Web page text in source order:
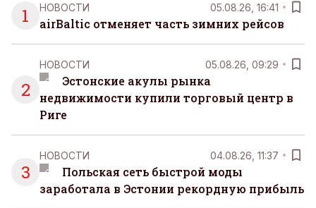
1
НОВОСТИ 05.08.26, 16:41
airBaltic отменяет часть зимних рейсов
2
НОВОСТИ 05.08.26, 09:29
Эстонские акулы рынка
недвижимости купили торговый центр в
Риге
3
НОВОСТИ 04.08.26, 11:37
Польская сеть быстрой моды
заработала в Эстонии рекордную прибыль